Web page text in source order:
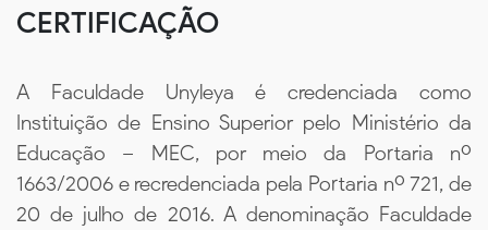
CERTIFICAÇÃO
A Faculdade Unyleya é credenciada como
Instituição de Ensino Superior pelo Ministério da
Educação – MEC, por meio da Portaria nº
1663/2006 e recredenciada pela Portaria nº 721, de
20 de julho de 2016. A denominação Faculdade